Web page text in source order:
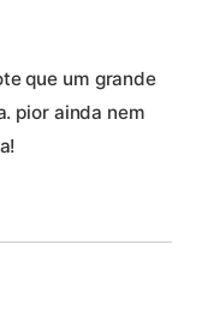
que um grande
pior ainda nem